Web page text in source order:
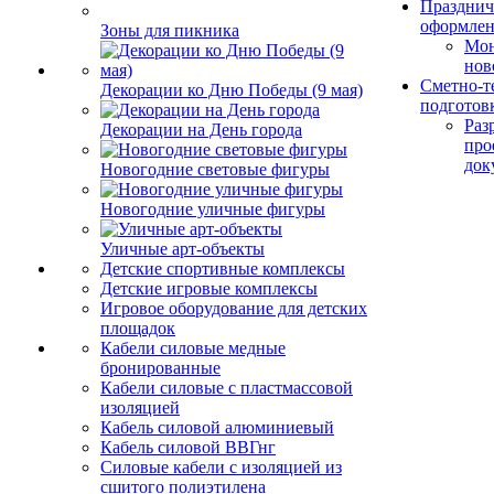
Зоны для пикника
Декорации ко Дню Победы (9 мая)
Декорации на День города
Новогодние световые фигуры
Новогодние уличные фигуры
Уличные арт-объекты
Детские спортивные комплексы
Детские игровые комплексы
Игровое оборудование для детских
площадок
Кабели силовые медные
бронированные
Кабели силовые с пластмассовой
изоляцией
Кабель силовой алюминиевый
Кабель силовой ВВГнг
Силовые кабели с изоляцией из
сшитого полиэтилена
Сметно-